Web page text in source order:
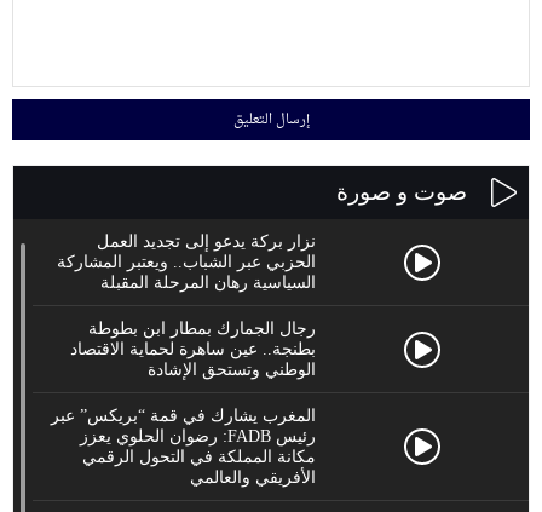
صوت و صورة
نزار بركة يدعو إلى تجديد العمل
الحزبي عبر الشباب.. ويعتبر المشاركة
السياسية رهان المرحلة المقبلة
رجال الجمارك بمطار ابن بطوطة
بطنجة.. عين ساهرة لحماية الاقتصاد
الوطني وتستحق الإشادة
المغرب يشارك في قمة “بريكس” عبر
رئيس FADB: رضوان الحلوي يعزز
مكانة المملكة في التحول الرقمي
الأفريقي والعالمي